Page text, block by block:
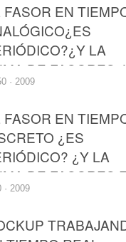
FASOR EN
LA
DE FASORES,
· 2009
FASOR EN
¿ES
¿Y LA
DE FASORES
DISCRETO,
· 2009